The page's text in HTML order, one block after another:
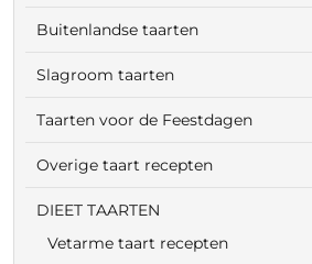
Buitenlandse taarten
Slagroom taarten
Taarten voor de Feestdagen
Overige taart recepten
DIEET TAARTEN
Vetarme taart recepten